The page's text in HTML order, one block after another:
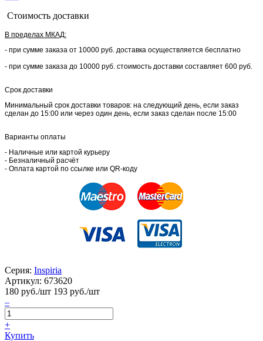
Стоимость доставки
В пределах МКАД:
- при сумме заказа от 10000 руб. доставка осуществляется бесплатно
- при сумме заказа до 10000 руб. стоимость доставки составляет 600 руб.
Срок доставки
Минимальный срок доставки товаров: на следующий день, если заказ
сделан до 15:00 или через один день, если заказ сделан после 15:00
Варианты оплаты
- Наличные или картой курьеру
- Безналичный расчёт
- Оплата картой по ссылке или QR-коду
Серия: Inspiria
Артикул: 673620
180 руб./шт 193 руб./шт
–
+
Купить